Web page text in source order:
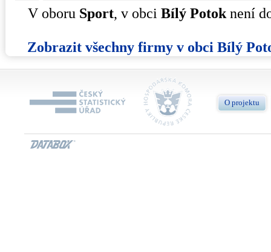
V oboru Sport, v obci Bílý Potok není
Zobrazit všechny firmy v obci Bílý
O projektu